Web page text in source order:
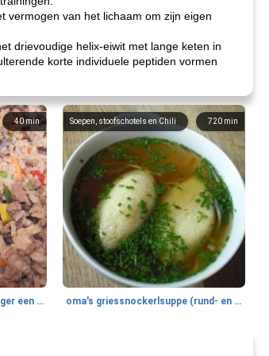
vermogen van het lichaam om zijn eigen
drievoudige helix-eiwit met lange keten in
korte individuele peptiden vormen
40min
gemakkelijke rijst en hamburger een gerecht diner
720 min
Soepen, stoofschotels en Chili
oma's griessnockerlsuppe (rund- en griesmeelknoedelsoep)